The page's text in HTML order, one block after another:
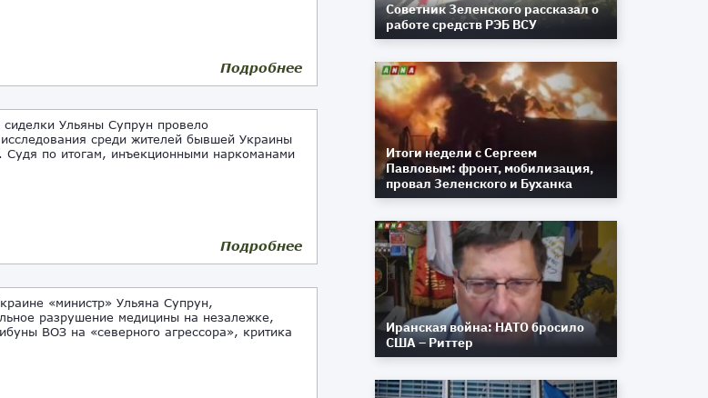
Подробнее
Ульяны Супрун провело
среди жителей бывшей Украины
Судя по итогам, инъекционными наркоманами
Подробнее
«министр» Ульяна Супрун,
разрушение медицины на незалежке,
ВОЗ на «северного агрессора», критика
Советник Зеленского рассказал о
работе средств РЭБ ВСУ
Итоги недели с Сергеем
Павловым: фронт, мобилизация,
провал Зеленского и Буханка
Иранская война: НАТО бросило
США – Риттер